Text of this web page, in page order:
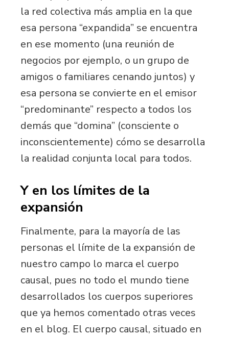
la red colectiva más amplia en la que
esa persona “expandida” se encuentra
en ese momento (una reunión de
negocios por ejemplo, o un grupo de
amigos o familiares cenando juntos) y
esa persona se convierte en el emisor
“predominante” respecto a todos los
demás que “domina” (consciente o
inconscientemente) cómo se desarrolla
la realidad conjunta local para todos.
Y en los límites de la
expansión
Finalmente, para la mayoría de las
personas el límite de la expansión de
nuestro campo lo marca el cuerpo
causal, pues no todo el mundo tiene
desarrollados los cuerpos superiores
que ya hemos comentado otras veces
en el blog. El cuerpo causal, situado en